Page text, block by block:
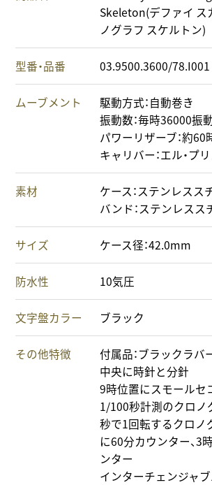
Skeleton(デファイ ス
ノグラフ スケルトン)
型番・品番 03.9500.3600/78.I001
ムーブメント
駆動方式：自動巻き
振動数：毎時36000振動
パワーリザーブ：約60
キャリバー：エル・プ
素材
ケース：ステンレスス
バンド：ステンレスス
サイズ ケース径：42.0mm
防水性 10気圧
文字盤カラー ブラック
その他特徴
付属品：ブラックラバ
中央に時針と分針
9時位置にスモールセ
1/100秒計測のクロノ
秒で1回転するクロノ
に60分カウンター、3
ンター
インターチェンジャ